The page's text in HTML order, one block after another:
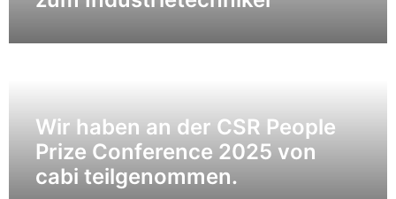
Wir haben an der CSR People
Prize Conference 2025 von
cabi teilgenommen.